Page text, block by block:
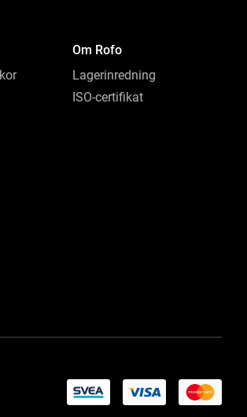
Om Rofo
Lagerinredning
ISO-certifikat